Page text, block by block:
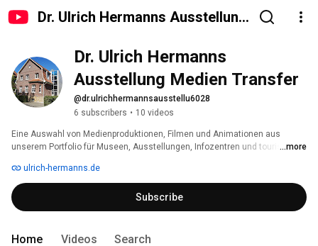
Dr. Ulrich Hermanns Ausstellung
Dr. Ulrich Hermanns
@dr.ulrichhermannsausstellu6028
6 subscribers • 10 videos
Eine Auswahl von Medienproduktionen, Filmen und Animationen aus
unserem Portfolio für Museen, Ausstellungen, Infozentren und touristische
...more
ulrich-hermanns.de
Subscribe
Home Videos Search